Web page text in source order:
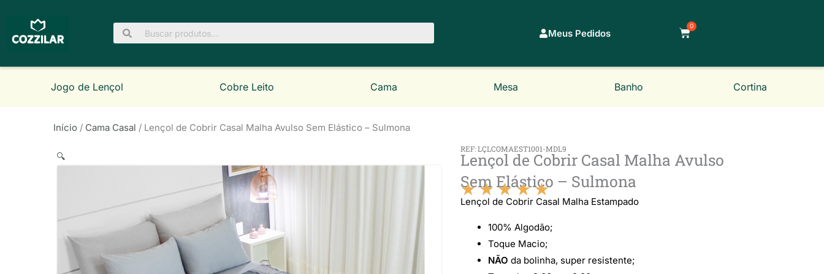
Pesquisar
por:
Meus Pedidos
0
Carrinho
Jogo de Lençol Cobre Leito Cama Mesa Banho Cortina
Início / Cama Casal / Lençol de Cobrir Casal Malha Avulso Sem Elástico – Sulmona
🔍
REF: LÇLCOMAEST1001-MDL9
Lençol de Cobrir Casal Malha Avulso
Sem Elástico – Sulmona
★★ ★★★
Classificado
como
5
Lençol de Cobrir Casal Malha Estampado
100% Algodão;
Toque Macio;
NÃO da bolinha, super resistente;